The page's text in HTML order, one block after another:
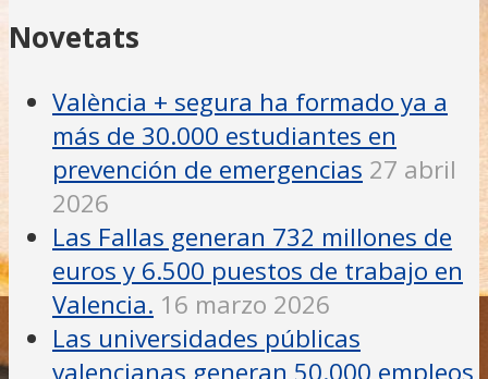
Novetats
València + segura ha formado ya a
más de 30.000 estudiantes en
prevención de emergencias 27 abril
2026
Las Fallas generan 732 millones de
euros y 6.500 puestos de trabajo en
Valencia. 16 marzo 2026
Las universidades públicas
valencianas generan 50.000 empleos